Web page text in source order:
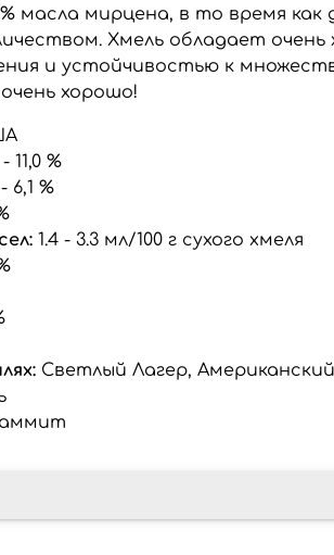
масла мирцена, в то время как
Хмель обладает
и устойчивостью к
хорошо!
11,0 %
6,1 %
1.4 - 3.3 мл/100 г сухого хмеля
Светлый Лагер,